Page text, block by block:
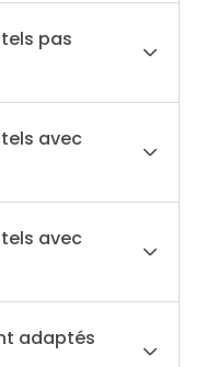
pas
avec
avec
adaptés